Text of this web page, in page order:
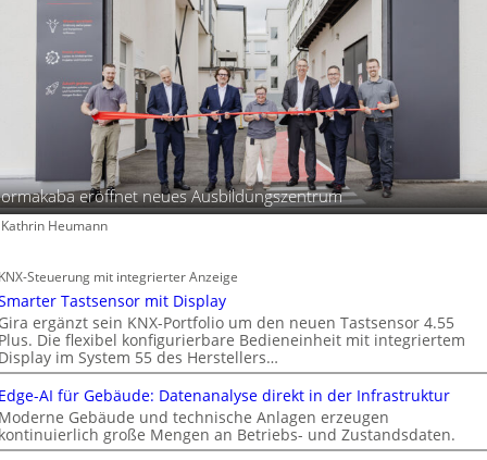
eröffnet neues Ausbildungszentrum
Heumann
Steuerung mit integrierter Anzeige
Tastsensor mit Display
ergänzt sein KNX-Portfolio um den neuen Tastsensor 4.55
Die flexibel konfigurierbare Bedieneinheit mit integriertem
im System 55 des Herstellers…
AI für Gebäude: Datenanalyse direkt in der Infrastruktur
Gebäude und technische Anlagen erzeugen
große Mengen an Betriebs- und Zustandsdaten.